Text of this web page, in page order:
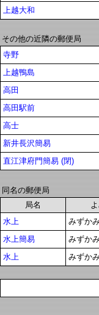
上越大和
その他の近隣の郵便局
寺野
上越鴨島
高田
高田駅前
高士
新井長沢簡易
直江津府門簡易 (閉)
同名の郵便局
局名
水上
みずか
水上簡易
みずか
水上
みずか